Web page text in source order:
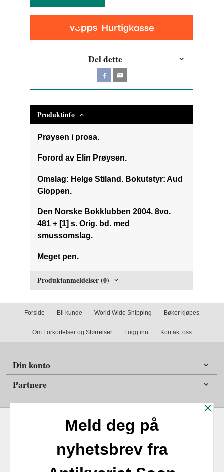
Del dette
Produktinfo
Prøysen i prosa.
Forord av Elin Prøysen.
Omslag: Helge Stiland. Bokutstyr: Aud
Gloppen.
Den Norske Bokklubben 2004. 8vo.
481 + [1] s. Orig. bd. med
smussomslag.
Meget pen.
Produktanmeldelser (0)
Forside Bli kunde World Wide Shipping Bøker kjøpes
Om Forkortelser og Størrelser Logg inn Kontakt oss
Din konto
Partnere
Kjøpsbetingelser Sikkerhet og personvern
×
Meld deg på
nyhetsbrev fra